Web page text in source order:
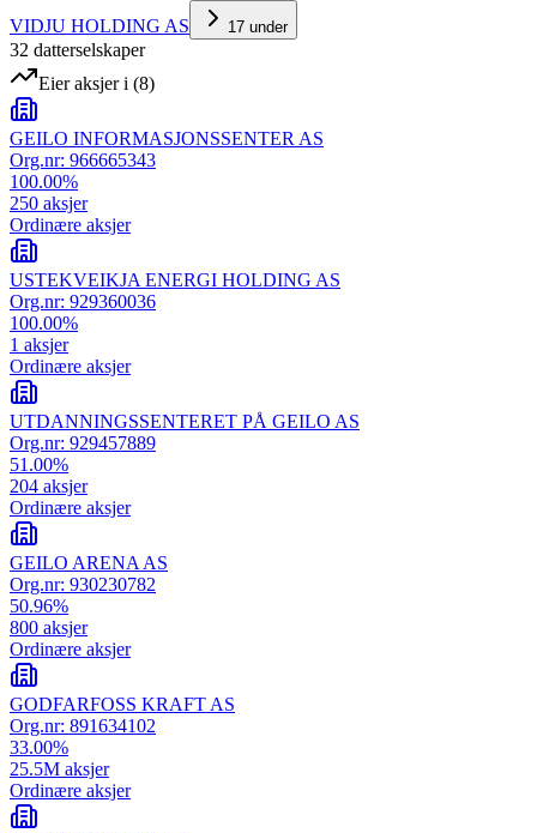
VIDJU HOLDING AS
17 under
32 datterselskaper
Eier aksjer i (8)
GEILO INFORMASJONSSENTER AS
Org.nr: 966665343
100.00%
250 aksjer
Ordinære aksjer
USTEKVEIKJA ENERGI HOLDING AS
Org.nr: 929360036
100.00%
1 aksjer
Ordinære aksjer
UTDANNINGSSENTERET PÅ GEILO AS
Org.nr: 929457889
51.00%
204 aksjer
Ordinære aksjer
GEILO ARENA AS
Org.nr: 930230782
50.96%
800 aksjer
Ordinære aksjer
GODFARFOSS KRAFT AS
Org.nr: 891634102
33.00%
25.5M aksjer
Ordinære aksjer